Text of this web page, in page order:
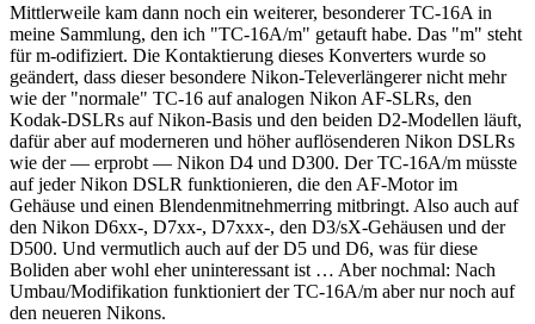
Mittlerweile kam dann noch ein weiterer, besonderer TC-16A in
meine Sammlung, den ich "TC-16A/m" getauft habe. Das "m" steht
für m-odifiziert. Die Kontaktierung dieses Konverters wurde so
geändert, dass dieser besondere Nikon-Televerlängerer nicht mehr
wie der "normale" TC-16 auf analogen Nikon AF-SLRs, den
Kodak-DSLRs auf Nikon-Basis und den beiden D2-Modellen läuft,
dafür aber auf moderneren und höher auflösenderen Nikon DSLRs
wie der — erprobt — Nikon D4 und D300. Der TC-16A/m müsste
auf jeder Nikon DSLR funktionieren, die den AF-Motor im
Gehäuse und einen Blendenmitnehmerring mitbringt. Also auch auf
den Nikon D6xx-, D7xx-, D7xxx-, den D3/sX-Gehäusen und der
D500. Und vermutlich auch auf der D5 und D6, was für diese
Boliden aber wohl eher uninteressant ist … Aber nochmal: Nach
Umbau/Modifikation funktioniert der TC-16A/m aber nur noch auf
den neueren Nikons.